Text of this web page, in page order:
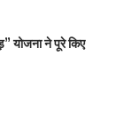
योजना ने पूरे किए